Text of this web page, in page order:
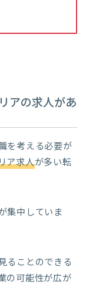
アの求人があ
を考える必要が
ア求人が多い転
集中していま
ることのできる
の可能性が広が